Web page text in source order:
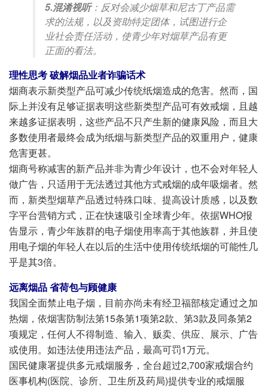
5.混淆视听：反对会减少烟草和尼古丁产品需
求的法规，以及资助特定团体，试图进行企
业社会责任活动，使青少年对烟草产品有更
正面的看法。
理性思考 破解烟品业者诈骗话术
烟商表示新类型产品可减少传统纸烟造成的危害。然而，国
际上并没有足够证据表明这些新类型产品可有效戒烟，且越
来越多证据表明，这些产品不只产生新的健康风险，而且大
多数使用者最终会成为纸烟与新类型产品的双重用户，健康
危害更甚。
烟商号称减害的新产品并非为青少年设计，也不会对年轻人
做广告，只适用于无法透过其他方式戒烟的成年吸烟者。然
而，新类型烟草产品透过特殊口味、提高设计质感，以及数
字平台营销方式，正在快速吸引全球青少年。依据WHO报
告显示，青少年族群的电子烟使用率高于其他族群，并且使
用电子烟的年轻人在以后的生活中使用传统纸烟的可能性几
乎是其3倍。
远离烟品 省荷包与顾健康
我国全面禁止电子烟，目前亦尚未有经卫福部核定通过之加
热烟，依烟害防制法第15条第1项第2款、第3款及同条第2
项规定，任何人不得制造、输入、贩卖、供应、展示、广告
或使用。如违法使用违法产品，最高可罚1万元。
国民健康署提供多元戒烟服务，全台超过2,700家戒烟合约
医事机构(医院、诊所、卫生所及药局)提供专业的戒烟服